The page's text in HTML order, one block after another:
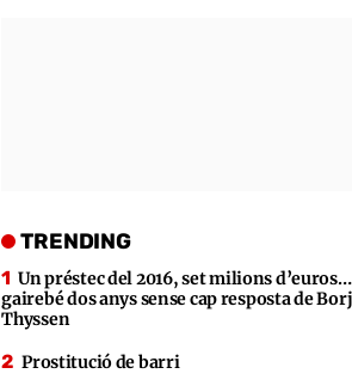
TRENDING
Un préstec del 2016, set milions
gairebé dos anys sense cap resposta de
Thyssen
Prostitució de barri